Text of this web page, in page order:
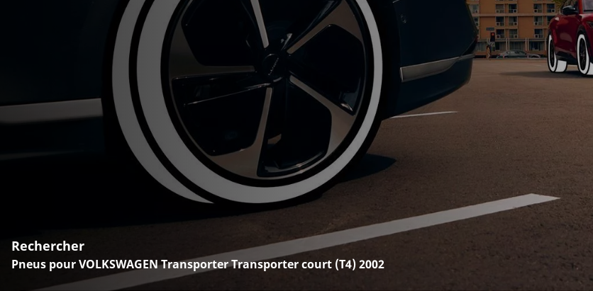
Rechercher
Pneus pour VOLKSWAGEN Transporter Transporter court (T4) 2002